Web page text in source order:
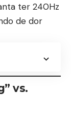
ter 240Hz
de dor
vs.